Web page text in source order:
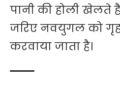
पानी की होली खेलते
जरिए नवयुगल को
करवाया जाता है।